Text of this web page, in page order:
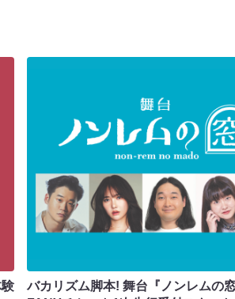
バカリズム脚本! 舞台『ノンレムの